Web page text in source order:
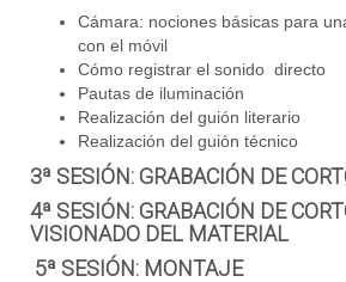
Cámara: nociones básicas para
con el móvil
Cómo registrar el sonido directo
Pautas de iluminación
Realización del guión literario
Realización del guión técnico
3ª SESIÓN: GRABACIÓN DE
4ª SESIÓN: GRABACIÓN DE
VISIONADO DEL MATERIAL
5ª SESIÓN: MONTAJE